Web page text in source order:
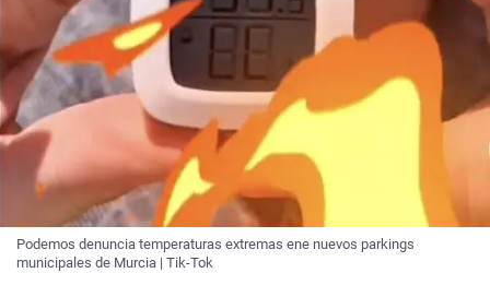
Podemos denuncia temperaturas extremas ene nuevos parkings
municipales de Murcia | Tik-Tok